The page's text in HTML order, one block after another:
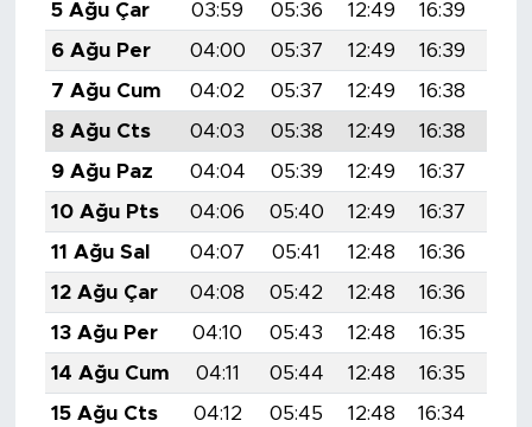
5 Ağu Çar
03:59 05:36 12:49 16:39
6 Ağu Per
04:00 05:37 12:49 16:39
7 Ağu Cum
04:02 05:37 12:49 16:38
8 Ağu Cts
04:03 05:38 12:49 16:38
9 Ağu Paz
04:04 05:39 12:49 16:37
10 Ağu Pts
04:06 05:40 12:49 16:37
11 Ağu Sal
04:07 05:41 12:48 16:36
12 Ağu Çar
04:08 05:42 12:48 16:36
13 Ağu Per
04:10 05:43 12:48 16:35
14 Ağu Cum
04:11 05:44 12:48 16:35
15 Ağu Cts
04:12 05:45 12:48 16:34